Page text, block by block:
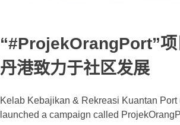
“#ProjekOrangPort”项
丹港致力于社区发展
Kelab Kebajikan & Rekreasi Kuantan
launched a campaign called